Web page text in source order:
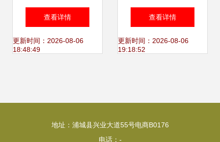
公司分享 几款引领
未来的专业医疗产
查看详情
更新时间：2026-08-06
18:48:49
素材到设计，打造
企业灵魂的视觉名
查看详情
更新时间：2026-08-06
19:18:52
地址：浦城县兴业大道55号电商B0176
电话：-